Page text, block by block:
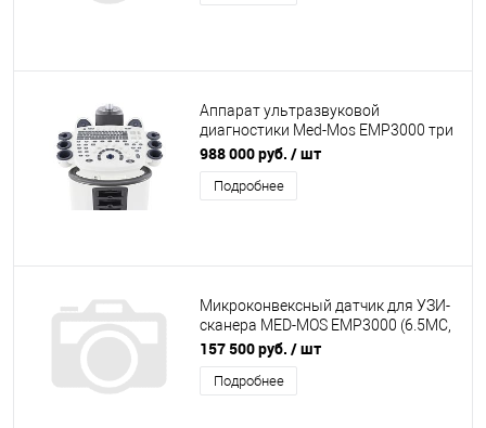
Аппарат ультразвуковой
диагностики Med-Mos ЕМР3000 три
датчика (Линейный, Конвексный,
Секторный)
988 000 руб. / шт
Подробнее
Микроконвексный датчик для УЗИ-
сканера MED-MOS ЕМР3000 (6.5MC,
4.5MHz~9.0MHz)
157 500 руб. / шт
Подробнее